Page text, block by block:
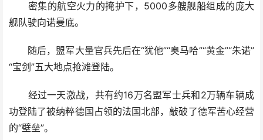
密集的航空火力的掩护下，5000多艘舰船组成的庞大
舰队驶向诺曼底。
随后，盟军大量官兵先后在“犹他”“奥马哈”“黄金”“朱诺”
“宝剑”五大地点抢滩登陆。
经过一天激战，共有约16万名盟军士兵和2万辆车辆成
功登陆了被纳粹德国占领的法国北部，敲破了德军苦心经营
的“壁垒”。